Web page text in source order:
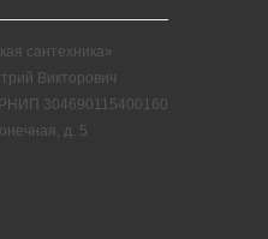
сантехника»
Викторович
304690115400160
д. 5